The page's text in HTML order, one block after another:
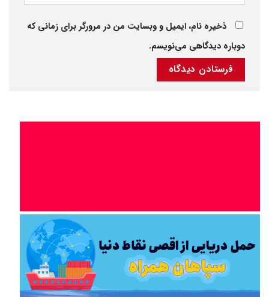
ذخیره نام، ایمیل و وبسایت من در مرورگر برای زمانی که
دوباره دیدگاهی می‌نویسم.